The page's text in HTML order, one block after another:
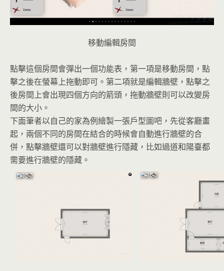
移動編輯房間
點擊這個房間會彈出一個功能表，第一項是移動房間，點
擊之後在螢幕上拖動即可。第二項就是編輯牆壁，點擊之
後房間上會出現四個方向的箭頭，拖動牆壁則可以改變房
間的大小。
下面筆者以自己的家為例繪製一張戶型圖吧，先從客廳畫
起，兩個不同的房間在結合的時候會自動進行牆壁的合
併，點擊牆壁還可以對牆壁進行隱藏，比如過道和陽臺都
需要進行牆壁的隱藏。